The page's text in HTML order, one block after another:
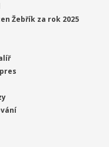
Žebřík za rok 2025